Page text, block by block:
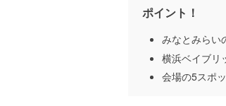
ポイント！
みなとみらい
横浜ベイブリ
会場の5スポ